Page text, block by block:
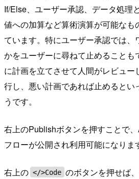
If/Else、ユーザー承認、データ処理
値への加算など算術演算が可能なも
ています。特にユーザー承認では、
かをユーザーに尋ねて止めることも
に計画を立てさせて人間がレビュー
行し、悪い計画であれば止めるとい
うです。
右上のPublishボタンを押すことで
フローが公開され利用可能になりま
右上の </>Code のボタンを押せば